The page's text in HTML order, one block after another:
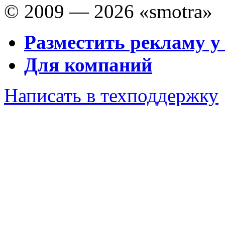
© 2009 — 2026 «smotra»
Разместить рекламу у
Для компаний
Написать в техподдержку